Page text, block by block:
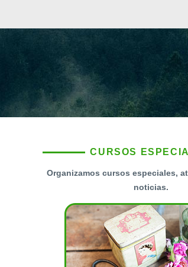
CURSOS
Organizamos cursos especiales,
noticias.